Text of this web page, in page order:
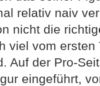
relativ naiv
nicht die
viel vom ersten
Auf der Pro-
eingeführt,